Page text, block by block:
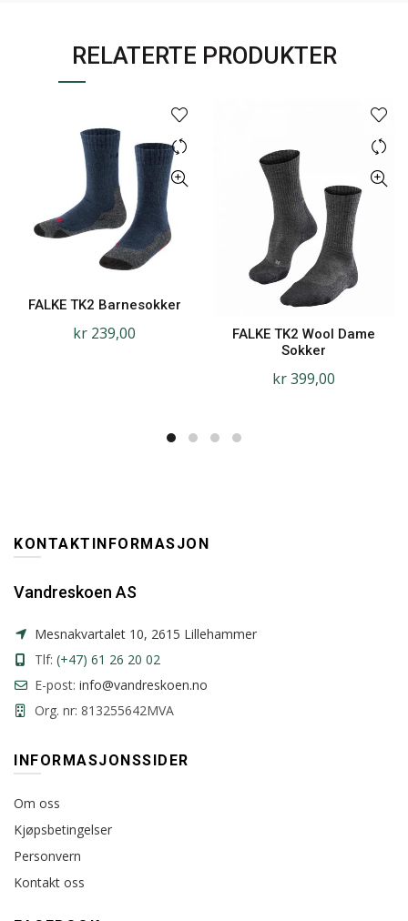
RELATERTE PRODUKTER
FALKE TK2 Barnesokker
kr 239,00
FALKE TK2 Wool Dame
Sokker
kr399,00
KONTAKTINFORMASJON
Vandreskoen AS
Mesnakvartalet 10, 2615 Lillehammer
Tlf: (+47) 61 26 20 02
E-post: info@vandreskoen.no
Org. nr: 813255642MVA
INFORMASJONSSIDER
Om oss
Kjøpsbetingelser
Personvern
Kontakt oss